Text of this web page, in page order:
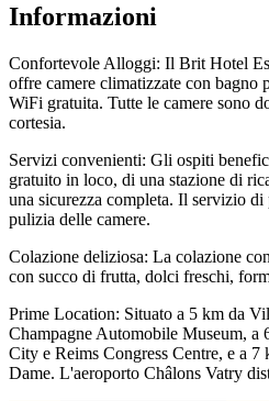
Informazioni
Confortevole Alloggi: Il Brit Hotel
offre camere climatizzate con bagno
WiFi gratuita. Tutte le camere sono
cortesia.
Servizi convenienti: Gli ospiti
gratuito in loco, di una stazione di
una sicurezza completa. Il servizio
pulizia delle camere.
Colazione deliziosa: La colazione
con succo di frutta, dolci freschi,
Prime Location: Situato a 5 km da
Champagne Automobile Museum, a
City e Reims Congress Centre, e a
Dame. L'aeroporto Châlons Vatry